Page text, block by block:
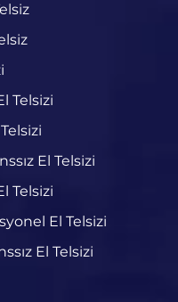
Telsizi
El Telsizi
Telsizi
El Telsizi
El Telsizi